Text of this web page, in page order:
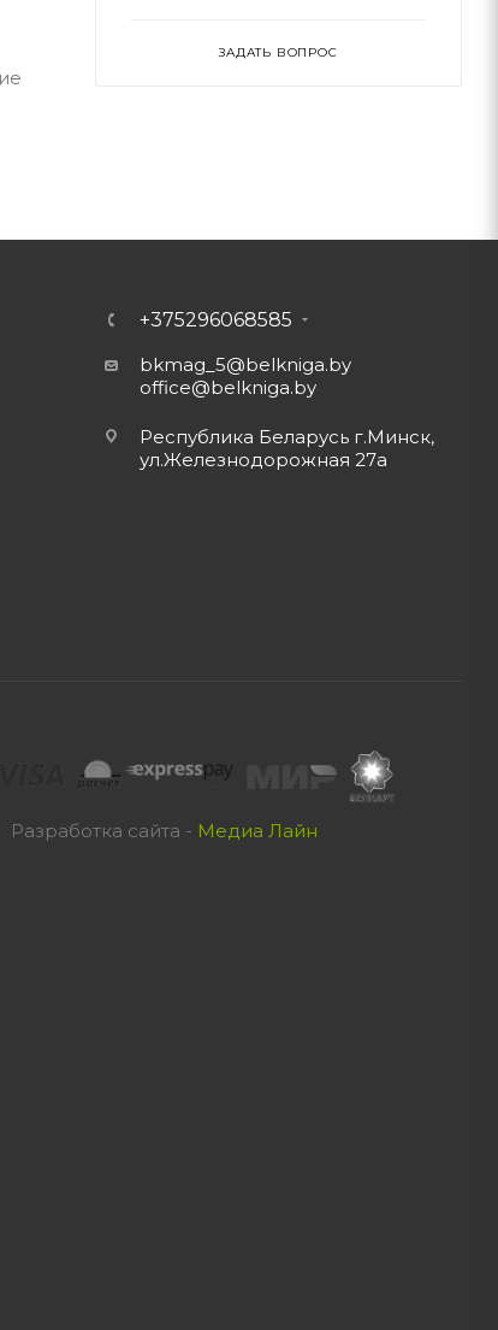
ЗАДАТЬ ВОПРОС
+375296068585
bkmag_5@belkniga.by
office@belkniga.by
Республика Беларусь г.Минск,
ул.Железнодорожная 27а
Разработка сайта - Медиа Лайн